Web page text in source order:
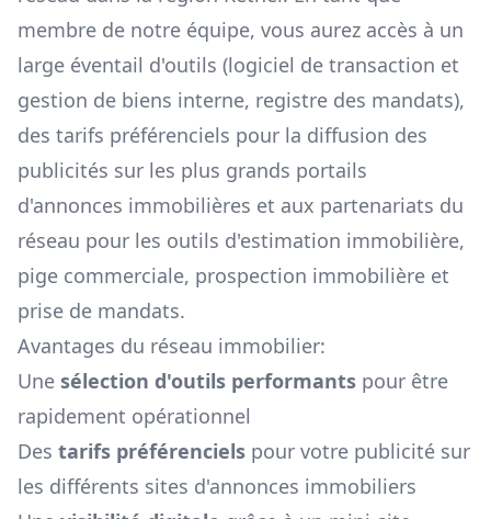
membre de notre équipe, vous aurez accès à un
large éventail d'outils (logiciel de transaction et
gestion de biens interne, registre des mandats),
des tarifs préférenciels pour la diffusion des
publicités sur les plus grands portails
d'annonces immobilières et aux partenariats du
réseau pour les outils d'estimation immobilière,
pige commerciale, prospection immobilière et
prise de mandats.
Avantages du réseau immobilier:
Une sélection d'outils performants pour être
rapidement opérationnel
Des tarifs préférenciels pour votre publicité sur
les différents sites d'annonces immobiliers